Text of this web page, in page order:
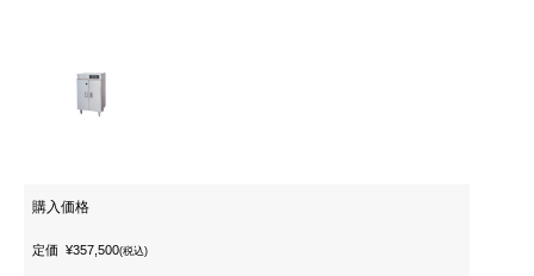
購入価格
定価 ¥357,500(税込)